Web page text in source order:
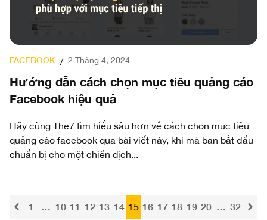
FACEBOOK / 2 Tháng 4, 2024
Hướng dẫn cách chọn mục tiêu quảng cáo
Facebook hiệu quả
Hãy cùng The7 tìm hiểu sâu hơn về cách chọn mục tiêu
quảng cáo facebook qua bài viết này, khi mà bạn bắt đầu
chuẩn bị cho một chiến dịch...
1 … 10 11 12 13 14 15 16 17 18 19 20 … 32